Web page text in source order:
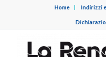
Home Indirizzi